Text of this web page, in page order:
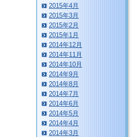
2015年4月
2015年3月
2015年2月
2015年1月
2014年12月
2014年11月
2014年10月
2014年9月
2014年8月
2014年7月
2014年6月
2014年5月
2014年4月
2014年3月